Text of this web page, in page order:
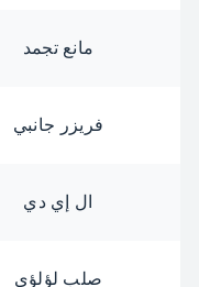
مانع تجمد
فريزر جانبي
ال إي دي
صلب لؤلؤي